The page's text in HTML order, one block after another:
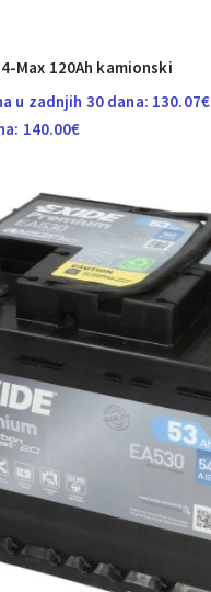
Max 120Ah kamionski
u zadnjih 30 dana: 130.07€
140.00€